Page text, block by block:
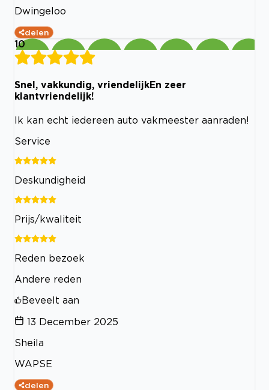
Dwingeloo
delen
10
Snel, vakkundig, vriendelijkEn zeer
klantvriendelijk!
Ik kan echt iedereen auto vakmeester aanraden!
Service
Deskundigheid
Prijs/kwaliteit
Reden bezoek
Andere reden
Beveelt aan
13 December 2025
Sheila
WAPSE
delen